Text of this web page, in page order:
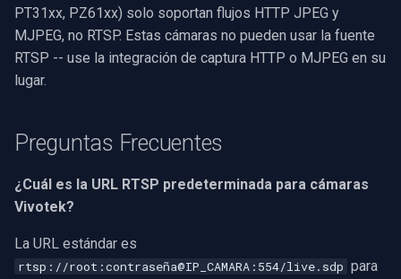
PT31xx, PZ61xx) solo soportan flujos HTTP JPEG y
MJPEG, no RTSP. Estas cámaras no pueden usar la fuente
RTSP -- use la integración de captura HTTP o MJPEG en su
lugar.
Preguntas Frecuentes
¿Cuál es la URL RTSP predeterminada para cámaras
Vivotek?
La URL estándar es
rtsp://root:contraseña@IP_CAMARA:554/live.sdp para